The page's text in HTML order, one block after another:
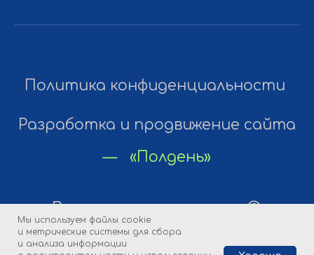
Мы используем файлы cookie
и метрические системы для сбора
и анализа информации